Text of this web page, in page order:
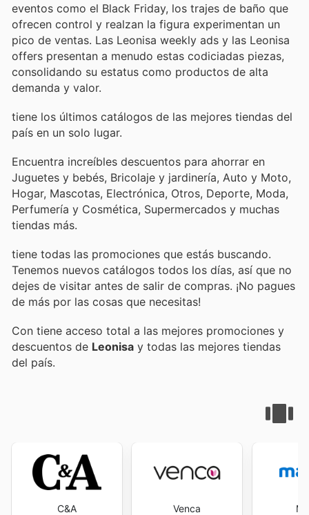
eventos como el Black Friday, los trajes de baño que
ofrecen control y realzan la figura experimentan un
pico de ventas. Las Leonisa weekly ads y las Leonisa
offers presentan a menudo estas codiciadas piezas,
consolidando su estatus como productos de alta
demanda y valor.
tiene los últimos catálogos de las mejores tiendas del
país en un solo lugar.
Encuentra increíbles descuentos para ahorrar en
Juguetes y bebés, Bricolaje y jardinería, Auto y Moto,
Hogar, Mascotas, Electrónica, Otros, Deporte, Moda,
Perfumería y Cosmética, Supermercados y muchas
tiendas más.
tiene todas las promociones que estás buscando.
Tenemos nuevos catálogos todos los días, así que no
dejes de visitar antes de salir de compras. ¡No pagues
de más por las cosas que necesitas!
Con tiene acceso total a las mejores promociones y
descuentos de Leonisa y todas las mejores tiendas
del país.
C&A Venca